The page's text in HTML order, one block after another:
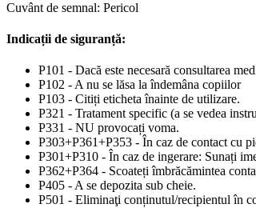
Cuvânt de semnal: Pericol
Indicații de siguranță:
P101 - Dacă este necesară consultarea
P102 - A nu se lăsa la îndemâna copiilor
P103 - Citiți eticheta înainte de utilizare.
P321 - Tratament specific (a se vedea
P331 - NU provocați voma.
P303+P361+P353 - În caz de contact cu
P301+P310 - În caz de ingerare: Sunați
P362+P364 - Scoateți îmbrăcămintea
P405 - A se depozita sub cheie.
P501 - Eliminaţi conținutul/recipientul în